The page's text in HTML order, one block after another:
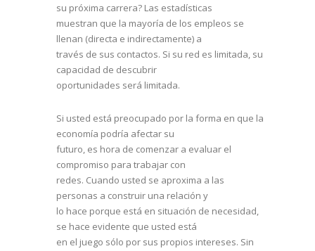
su próxima carrera? Las estadísticas
muestran que la mayoría de los empleos se
llenan (directa e indirectamente) a
través de sus contactos. Si su red es limitada, su
capacidad de descubrir
oportunidades será limitada.
Si usted está preocupado por la forma en que la
economía podría afectar su
futuro, es hora de comenzar a evaluar el
compromiso para trabajar con
redes. Cuando usted se aproxima a las
personas a construir una relación y
lo hace porque está en situación de necesidad,
se hace evidente que usted está
en el juego sólo por sus propios intereses. Sin